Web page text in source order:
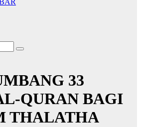
33
QURAN BAGI
THALATHA